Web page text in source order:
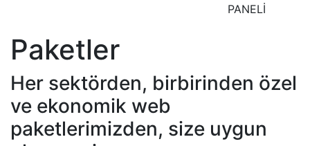
PANELİ
Paketler
Her sektörden, birbirinden özel
ve ekonomik web
paketlerimizden, size uygun